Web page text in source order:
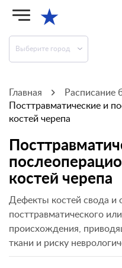
★
Выберите город
Главная
Расписание
Посттравматические и
костей черепа
костей черепа
Дефекты костей свода и
посттравматического
происхождения,
ткани и риску